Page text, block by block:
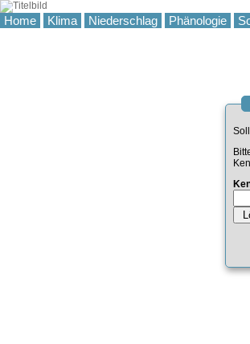
Home Klima Niederschlag Phänologie